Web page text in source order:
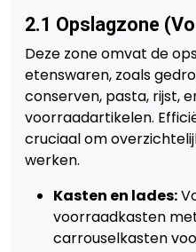
2.1 Opslagzone
Deze zone omvat de
etenswaren, zoals
conserven, pasta, rijst,
voorraadartikelen.
cruciaal om
werken.
Kasten en lades:
voorraadkasten
carrouselkasten